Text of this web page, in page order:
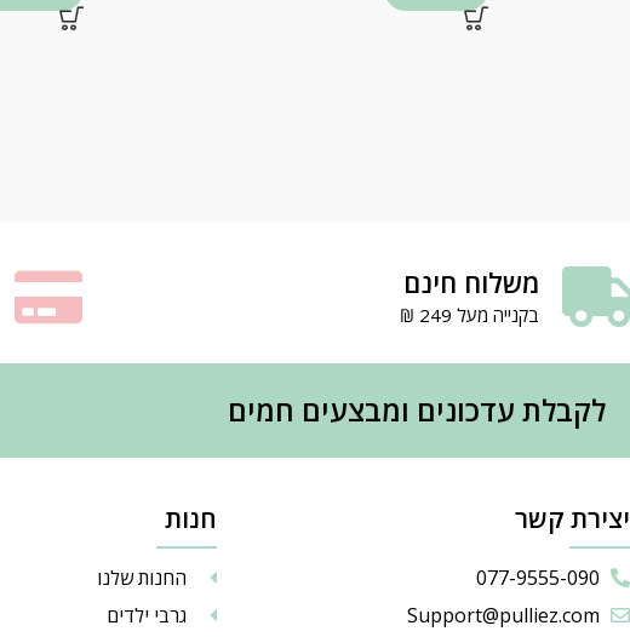
משלוח חינם
בקנייה מעל 249 ₪
לקבלת עדכונים ומבצעים חמים
יצירת קשר
077-9555-090
Support@pulliez.com
חנות
החנות שלנו
גרבי ילדים